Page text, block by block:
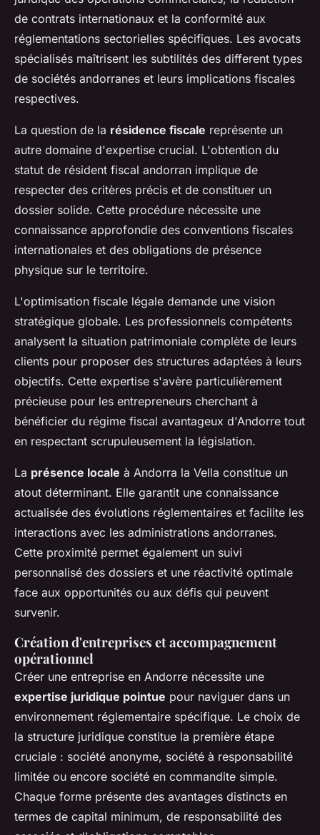
de contrats internationaux et la conformité aux
réglementations sectorielles spécifiques. Les avocats
spécialisés maîtrisent les subtilités des different types
de sociétés andorranes et leurs implications fiscales
respectives.
La question de la résidence fiscale représente un
autre domaine d'expertise crucial. L'obtention du
statut de résident fiscal andorran implique de
respecter des critères précis et de constituer un
dossier solide. Cette procédure nécessite une
connaissance approfondie des conventions fiscales
internationales et des obligations de présence
physique sur le territoire.
L'optimisation fiscale légale demande une vision
stratégique globale. Les professionnels compétents
analysent la situation patrimoniale complète de leurs
clients pour proposer des structures adaptées à leurs
objectifs. Cette expertise s'avère particulièrement
précieuse pour les entrepreneurs cherchant à
bénéficier du régime fiscal avantageux d'Andorre tout
en respectant scrupuleusement la législation.
La présence locale à Andorra la Vella constitue un
atout déterminant. Elle garantit une connaissance
actualisée des évolutions réglementaires et facilite les
interactions avec les administrations andorranes.
Cette proximité permet également un suivi
personnalisé des dossiers et une réactivité optimale
face aux opportunités ou aux défis qui peuvent
survenir.
Création d'entreprises et accompagnement
opérationnel
Créer une entreprise en Andorre nécessite une
expertise juridique pointue pour naviguer dans un
environnement réglementaire spécifique. Le choix de
la structure juridique constitue la première étape
cruciale : société anonyme, société à responsabilité
limitée ou encore société en commandite simple.
Chaque forme présente des avantages distincts en
termes de capital minimum, de responsabilité des